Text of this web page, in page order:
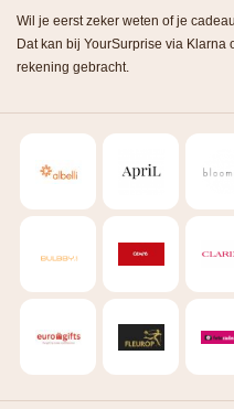
Wil je eerst zeker weten of je
Dat kan bij YourSurprise via Klarna
rekening gebracht.